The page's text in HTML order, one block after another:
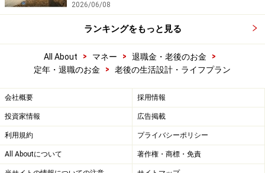
2026/06/08
ランキングをもっと見る
All About > マネー > 退職金・老後のお金
>
定年・退職のお金
> 老後の生活設計・ライフプラン
会社概要 採用情報
投資家情報 広告掲載
利用規約 プライバシーポリシー
All Aboutについて 著作権・商標・免責